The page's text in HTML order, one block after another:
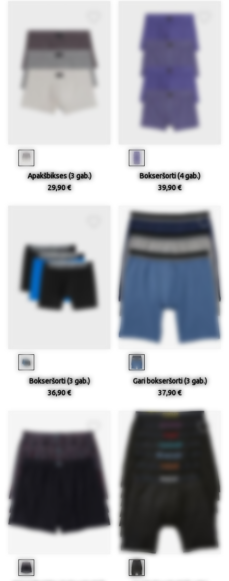
Apakšbikses (3 gab.)
29,90 €
Bokseršorti (4 gab.)
39,90 €
Bokseršorti (3 gab.)
36,90 €
Gari bokseršorti (3 gab.)
37,90 €